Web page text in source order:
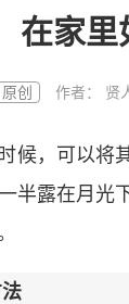
在家里
原创 作者： 贤
候，可以将
半露在月光